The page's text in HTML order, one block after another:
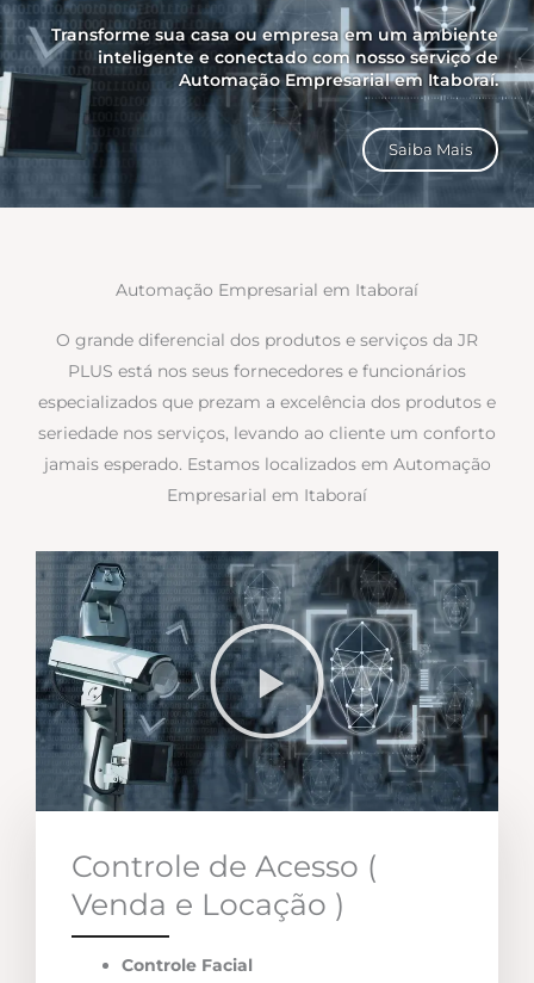
Transforme sua casa ou empresa em um ambiente
inteligente e conectado com nosso serviço de
Automação Empresarial em Itaboraí.
Saiba Mais
Automação Empresarial em Itaboraí
O grande diferencial dos produtos e serviços da JR
PLUS está nos seus fornecedores e funcionários
especializados que prezam a excelência dos produtos e
seriedade nos serviços, levando ao cliente um conforto
jamais esperado. Estamos localizados em Automação
Empresarial em Itaboraí
Controle de Acesso (
Venda e Locação )
Controle Facial